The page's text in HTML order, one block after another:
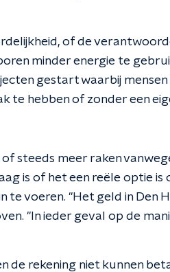
of de
minder energie te
gestart waarbij
te hebben of zonder een
steeds meer raken
is of het een reële optie is
te voeren. "Het geld in Den
"In ieder geval op de
de rekening niet kunnen